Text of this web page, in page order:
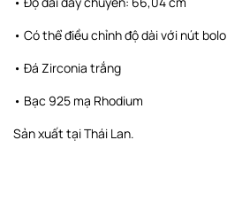
• Có thể điều chỉnh độ dài với nút bolo
• Đá Zirconia trắng
• Bạc 925 mạ Rhodium
Sản xuất tại Thái Lan.